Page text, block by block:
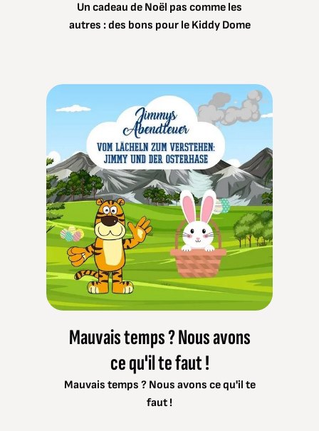
Un cadeau de Noël pas comme les
autres : des bons pour le Kiddy Dome
Mauvais temps ? Nous avons
ce qu'il te faut !
Mauvais temps ? Nous avons ce qu'il te
faut !